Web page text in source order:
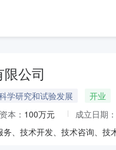
公司
学研究和试验发展
开业
本： 100万元 成立日期：